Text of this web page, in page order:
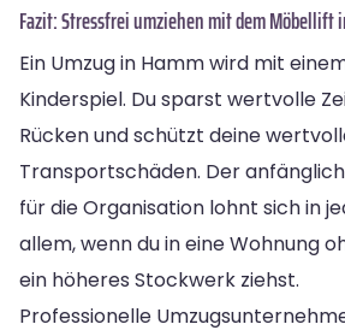
Fazit: Stressfrei umziehen mit dem Möbellift
Ein Umzug in Hamm wird mit
Kinderspiel. Du sparst wertvolle
Rücken und schützt deine
Transportschäden. Der
für die Organisation lohnt sich in
allem, wenn du in eine Wohnung
ein höheres Stockwerk ziehst.
Professionelle